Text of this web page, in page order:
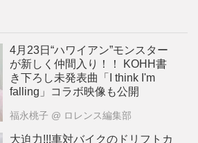
4月23日“ハワイアン”モンスター
が新しく仲間入り！！ KOHH書
き下ろし未発表曲「I think I'm
falling」コラボ映像も公開
福永桃子 @ ロレンス編集部
大迫力!!!車対バイクのドリフトカ